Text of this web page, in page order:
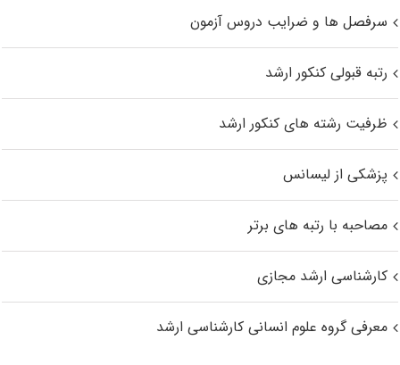
سرفصل ها و ضرایب دروس آزمون
رتبه قبولی کنکور ارشد
ظرفیت رشته های کنکور ارشد
پزشکی از لیسانس
مصاحبه با رتبه های برتر
کارشناسی ارشد مجازی
معرفی گروه علوم انسانی کارشناسی ارشد